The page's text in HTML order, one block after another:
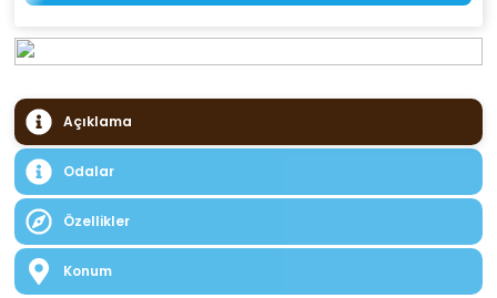
Açıklama
Odalar
Özellikler
Konum